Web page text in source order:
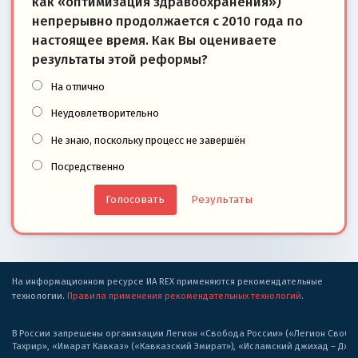
непрерывно продолжается с 2010 года по
настоящее время. Как Вы оцениваете
результаты этой реформы?
На отлично
Неудовлетворительно
Не знаю, поскольку процесс не завершён
Посредственно
Результаты
На информационном ресурсе ИА REX применяются рекомендательные
технологии. Правила применения рекомендательных технологий.
В России запрещены организации Легион «Свобода России» («Легион
Тахрир», «Имарат Кавказ» («Кавказский Эмират»), «Исламский джихад –